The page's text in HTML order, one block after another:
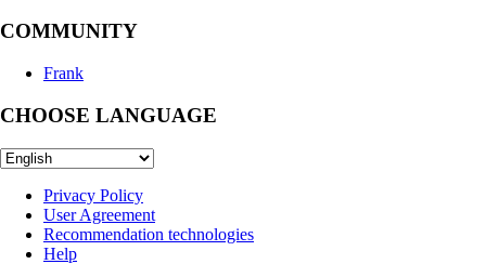
COMMUNITY
Frank
CHOOSE LANGUAGE
Privacy Policy
User Agreement
Recommendation technologies
Help